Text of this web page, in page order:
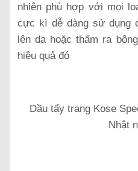
nhiên phù hợp với mọi
cực kì dễ dàng sử dụng
lên da hoặc thấm ra
hiệu quả đó
Dầu tẩy trang Kose
Nhật